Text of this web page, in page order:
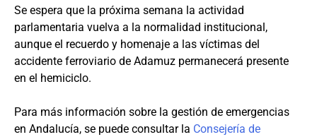
Se espera que la próxima semana la actividad
parlamentaria vuelva a la normalidad institucional,
aunque el recuerdo y homenaje a las víctimas del
accidente ferroviario de Adamuz permanecerá presente
en el hemiciclo.
Para más información sobre la gestión de emergencias
en Andalucía, se puede consultar la Consejería de